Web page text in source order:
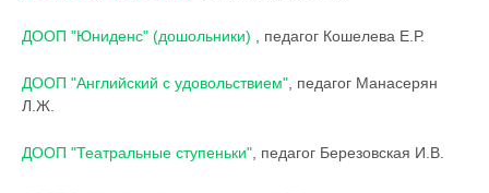
ДООП "Юниденс" (дошольники) , педагог Кошелева Е.Р.
ДООП "Английский с удовольствием", педагог Манасерян
Л.Ж.
ДООП "Театральные ступеньки", педагог Березовская И.В.